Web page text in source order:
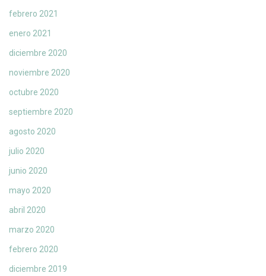
febrero 2021
enero 2021
diciembre 2020
noviembre 2020
octubre 2020
septiembre 2020
agosto 2020
julio 2020
junio 2020
mayo 2020
abril 2020
marzo 2020
febrero 2020
diciembre 2019